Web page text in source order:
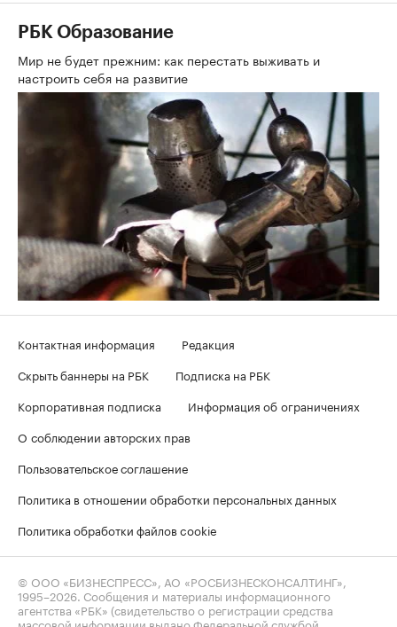
РБК Образование
Мир не будет прежним: как перестать выживать и
настроить себя на развитие
Контактная информация
Редакция
Скрыть баннеры на РБК
Подписка на РБК
Корпоративная подписка
Информация об ограничениях
О соблюдении авторских прав
Пользовательское соглашение
Политика в отношении обработки персональных данных
Политика обработки файлов cookie
© ООО «БИЗНЕСПРЕСС», АО «РОСБИЗНЕСКОНСАЛТИНГ»,
1995–2026. Сообщения и материалы информационного
агентства «РБК» (свидетельство о регистрации средства
массовой информации выдано Федеральной службой